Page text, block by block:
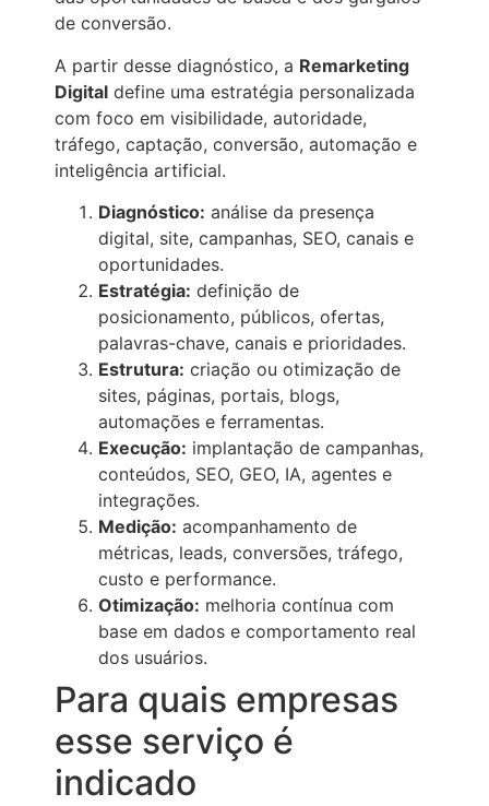
de conversão.
A partir desse diagnóstico, a Remarketing
Digital define uma estratégia personalizada
com foco em visibilidade, autoridade,
tráfego, captação, conversão, automação e
inteligência artificial.
Diagnóstico: análise da presença
digital, site, campanhas, SEO, canais e
oportunidades.
Estratégia: definição de
posicionamento, públicos, ofertas,
palavras-chave, canais e prioridades.
Estrutura: criação ou otimização de
sites, páginas, portais, blogs,
automações e ferramentas.
Execução: implantação de campanhas,
conteúdos, SEO, GEO, IA, agentes e
integrações.
Medição: acompanhamento de
métricas, leads, conversões, tráfego,
custo e performance.
Otimização: melhoria contínua com
base em dados e comportamento real
dos usuários.
Para quais empresas
esse serviço é
indicado